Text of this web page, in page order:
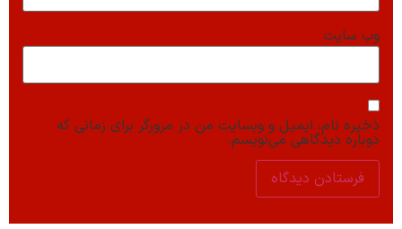
وب‌ سایت
ذخیره نام، ایمیل و وبسایت من در مرورگر برای زمانی که
دوباره دیدگاهی می‌نویسم.